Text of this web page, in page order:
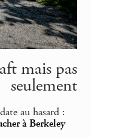
mais pas
seulement
au hasard :
à Berkeley